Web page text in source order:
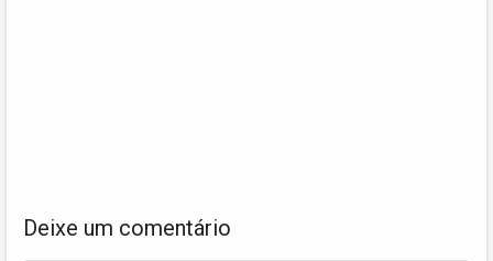
Deixe um comentário